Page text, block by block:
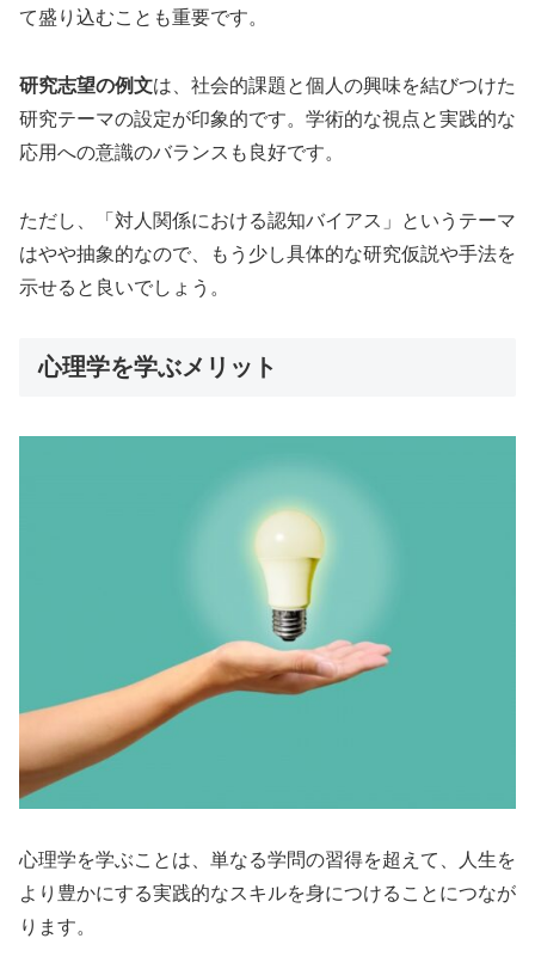
て盛り込むことも重要です。
研究志望の例文は、社会的課題と個人の興味を結びつけた
研究テーマの設定が印象的です。学術的な視点と実践的な
応用への意識のバランスも良好です。
ただし、「対人関係における認知バイアス」というテーマ
はやや抽象的なので、もう少し具体的な研究仮説や手法を
示せると良いでしょう。
心理学を学ぶメリット
心理学を学ぶことは、単なる学問の習得を超えて、人生を
より豊かにする実践的なスキルを身につけることにつなが
ります。